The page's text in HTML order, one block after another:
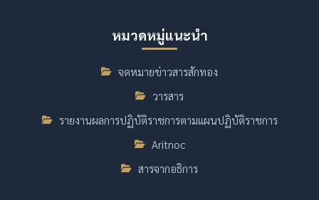
หมวดหมู่แนะนำ
จดหมายข่าวสารสักทอง
วารสาร
รายงานผลการปฏิบัติราชการตามแผนปฏิบัติราชการ
Aritnoc
สารจากอธิการ